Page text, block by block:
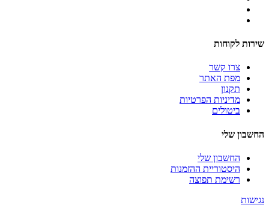
שירות לקוחות
צרו קשר
מפת האתר
תקנון
מדיניות הפרטיות
ביטולים
החשבון שלי
החשבון שלי
היסטוריית ההזמנות
רשימת תפוצה
נגישות